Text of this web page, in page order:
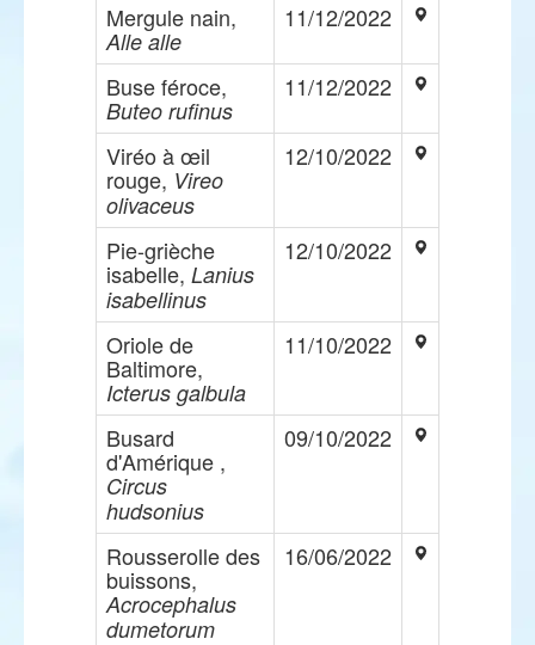
Mergule nain,
Alle alle
11/12/2022
Buse féroce,
Buteo rufinus
11/12/2022
Viréo à œil
rouge, Vireo
olivaceus
12/10/2022
Pie-grièche
isabelle, Lanius
isabellinus
12/10/2022
Oriole de
Baltimore,
Icterus galbula
11/10/2022
Busard
d'Amérique ,
Circus
hudsonius
09/10/2022
Rousserolle des
buissons,
Acrocephalus
dumetorum
16/06/2022